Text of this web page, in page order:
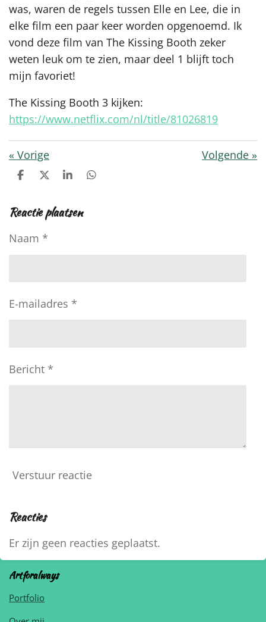
was, waren de regels tussen Elle en Lee, die in
elke film een paar keer worden opgenoemd. Ik
vond deze film van The Kissing Booth zeker
weten leuk om te zien, maar deel 1 blijft toch
mijn favoriet!
The Kissing Booth 3 kijken:
https://www.netflix.com/nl/title/81026819
« Vorige Volgende »
D
e
D
l
S
r
e
D
Reactie plaatsen
Naam *
E-mailadres *
Bericht *
Verstuur reactie
Reacties
Er zijn geen reacties geplaatst.
Artforalways
Portfolio